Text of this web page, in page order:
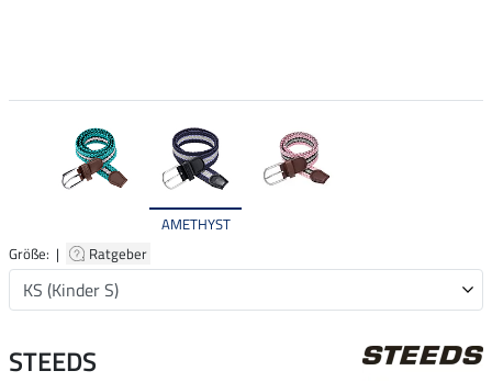
AMETHYST
Größe: |
Ratgeber
STEEDS